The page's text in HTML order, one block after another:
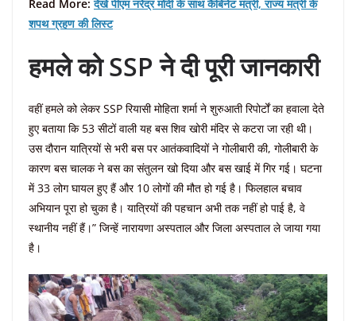
Read More:देंखे पीएम नरेंद्र मोदी के साथ कैबिनेट मंत्री, राज्य मंत्री के
शपथ ग्रहण की लिस्ट
हमले को SSP ने दी पूरी जानकारी
वहीं हमले को लेकर SSP रियासी मोहिता शर्मा ने शुरुआती रिपोर्टों का हवाला देते
हुए बताया कि 53 सीटों वाली यह बस शिव खोरी मंदिर से कटरा जा रही थी।
उस दौरान यात्रियों से भरी बस पर आतंकवादियों ने गोलीबारी की, गोलीबारी के
कारण बस चालक ने बस का संतुलन खो दिया और बस खाई में गिर गई। घटना
में 33 लोग घायल हुए हैं और 10 लोगों की मौत हो गई है। फिलहाल बचाव
अभियान पूरा हो चुका है। यात्रियों की पहचान अभी तक नहीं हो पाई है, वे
स्थानीय नहीं हैं।” जिन्हें नारायणा अस्पताल और जिला अस्पताल ले जाया गया
है।